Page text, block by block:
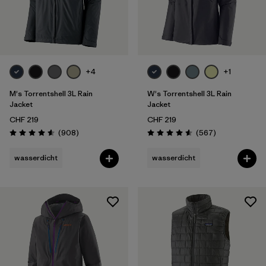
+4
M's Torrentshell 3L Rain
Jacket
CHF 219
Bewertung: 4.6 / 5
(908Rezensionen
)
wasserdicht
+1
W's Torrentshell 3L Rain
Jacket
CHF 219
Bewertung: 4.6 / 5
(567Rezensionen
)
wasserdicht